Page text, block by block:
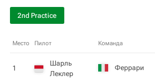
2nd Practice
Место Пилот Команда
1
Шарль
Леклер
Феррари